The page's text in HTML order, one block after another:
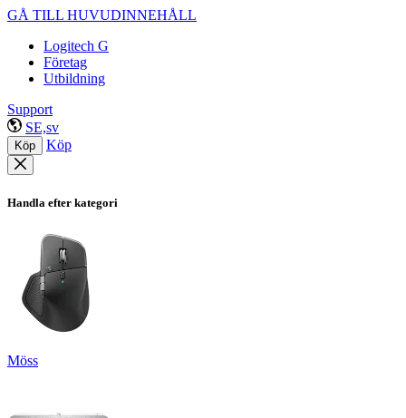
GÅ TILL HUVUDINNEHÅLL
Logitech G
Företag
Utbildning
Support
SE,sv
Köp Köp
Handla efter kategori
Möss